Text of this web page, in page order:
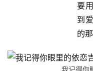
要
到
的